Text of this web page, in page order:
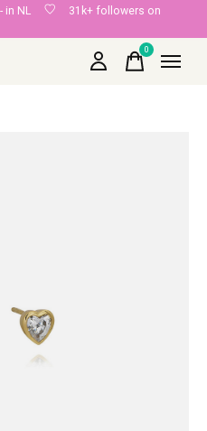
in NL
31k+ followers on
0items